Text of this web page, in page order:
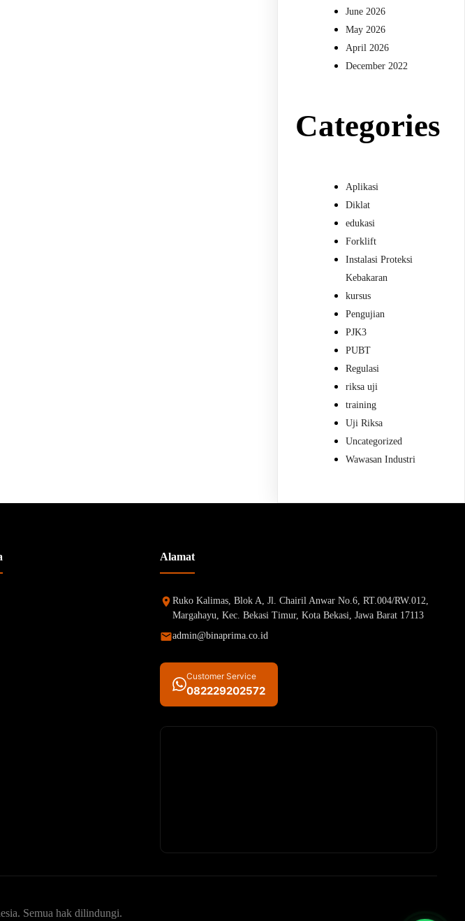
June 2026
May 2026
April 2026
December 2022
Categories
Aplikasi
Diklat
edukasi
Forklift
Instalasi Proteksi
Kebakaran
kursus
Pengujian
PJK3
PUBT
Regulasi
riksa uji
training
Uji Riksa
Uncategorized
Wawasan Industri
Alamat
Ruko Kalimas, Blok A, Jl. Chairil Anwar No.6, RT.004/RW.012,
Margahayu, Kec. Bekasi Timur, Kota Bekasi, Jawa Barat 17113
admin@binaprima.co.id
Customer Service
082229202572
Semua hak dilindungi.